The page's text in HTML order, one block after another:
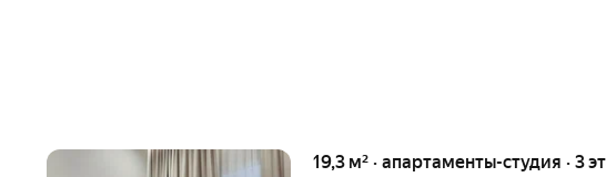
19,3 м² · апартаменты-студия · 3